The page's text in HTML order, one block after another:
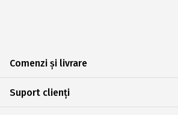
Comenzi și livrare
Suport clienți